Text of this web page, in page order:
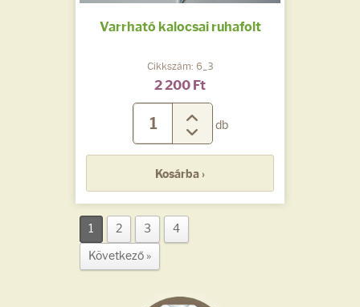
Varrható kalocsai ruhafolt
Cikkszám: 6_3
2 200 Ft
db
Kosárba ›
1 2 3
4
Következő »